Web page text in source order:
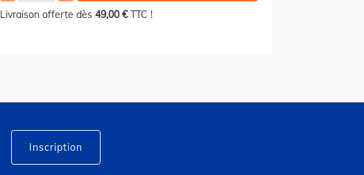
Livraison offerte dès 49,00 €TTC !
Inscription